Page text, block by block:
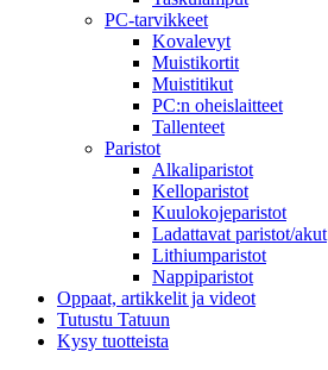
PC-tarvikkeet
Kovalevyt
Muistikortit
Muistitikut
PC:n oheislaitteet
Tallenteet
Paristot
Alkaliparistot
Kelloparistot
Kuulokojeparistot
Ladattavat paristot/akut
Lithiumparistot
Nappiparistot
Oppaat, artikkelit ja videot
Tutustu Tatuun
Kysy tuotteista